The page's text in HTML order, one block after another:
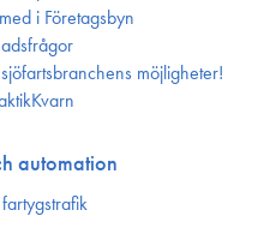
i Företagsbyn
möjligheter!
automation